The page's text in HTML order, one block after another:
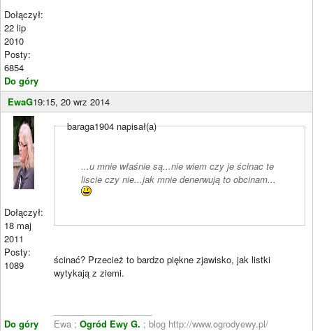
Dołączył:
22 lip
2010
Posty:
6854
Do góry
EwaG19:15, 20 wrz 2014
Dołączył:
18 maj
2011
Posty:
1089
Do góry
baraga1904 napisał(a)
...u mnie właśnie są...nie wiem czy je ścinac te
liscie czy nie...jak mnie denerwują to obcinam...
ścinać? Przecież to bardzo piękne zjawisko, jak listki
wytykają z ziemi.
Ewa ; Ogród Ewy G. ; blog http://www.ogrodyewy.pl/